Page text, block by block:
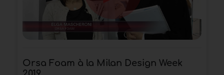
Orsa Foam à la Milan Design Week